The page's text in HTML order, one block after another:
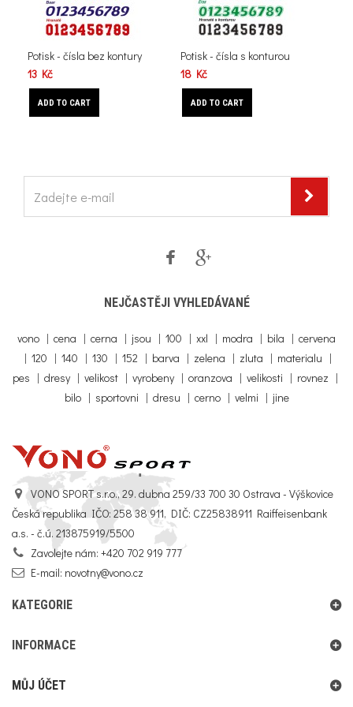
Potisk - čísla bez kontury
13 Kč
ADD TO CART
Potisk - čísla s konturou
18 Kč
ADD TO CART
NEJČASTĚJI VYHLEDÁVANÉ
vono | cena | cerna | jsou | 100 | xxl | modra | bila | cervena
| 120 | 140 | 130 | 152 | barva | zelena | zluta | materialu |
pes | dresy | velikost | vyrobeny | oranzova | velikosti | rovnez |
bilo | sportovni | dresu | cerno | velmi | jine
VONO SPORT s.r.o., 29. dubna 259/33 700 30 Ostrava - Výškovice
Česká republika IČO: 258 38 911, DIČ: CZ25838911 Raiffeisenbank
a.s. - č.ú. 213875919/5500
Zavolejte nám: +420 702 919 777
E-mail: novotny@vono.cz
KATEGORIE
INFORMACE
MŮJ ÚČET